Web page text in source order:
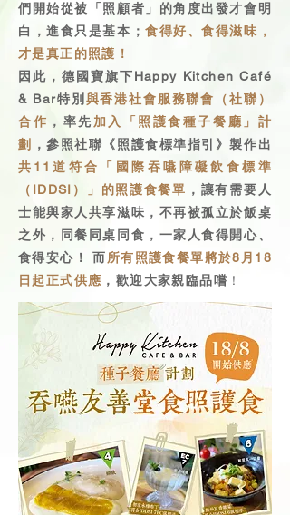
們開始從被「照顧者」的角度出發才會明
白，進食只是基本； 食得好、食得滋味，
才是真正的照護！
因此，德國寶旗下Happy Kitchen Café
& Bar特別 與香港社會服務聯會（社聯）
合作 ，率先 加入「照護食種子餐廳」計
劃
，參照社聯《照護食標準指引》製作出
共11道符合「國際吞嚥障礙飲食標準
（IDDSI）」的照護食餐單 ，讓有需要人
士能與家人共享滋味，不再被孤立於飯桌
之外，同餐同桌同食，一家人食得開心、
食得安心！ 而所有照護食餐單將於8月18
日起正式供應 ，歡迎大家親臨品嚐 ！